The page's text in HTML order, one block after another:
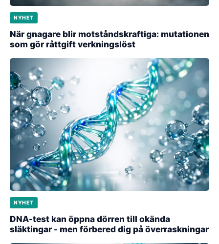
NYHET
När gnagare blir motståndskraftiga: mutationen
som gör råttgift verkningslöst
NYHET
DNA-test kan öppna dörren till okända
släktingar - men förbered dig på överraskningar